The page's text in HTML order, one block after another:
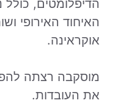
הדיפלומטים, כולל
האיחוד האירופי
אוקראינה.
מוסקבה רצתה
את העובדות.